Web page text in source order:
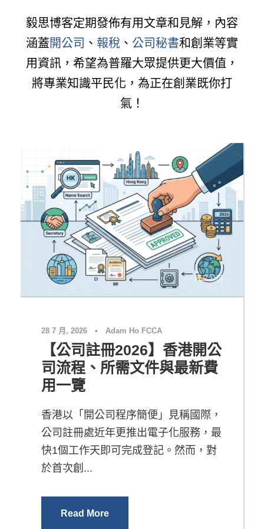
毅思博客定期發佈有用文章和見解，內容
涵蓋開公司 、 報稅 、 公司秘書和創業等實
用資訊，希望為普羅大眾提供更大價值，
將專業知識平民化，為正在創業既你打
氣！
成立公司
28 7 月, 2026 • Adam Ho FCCA
【公司註冊2026】香港開公
司流程、所需文件與最新費
用一覽
香港以「開公司程序簡便」見稱國際，
公司註冊處近年更推出電子化服務，最
快1個工作天即可完成登記。然而，對
於首次創...
Read More